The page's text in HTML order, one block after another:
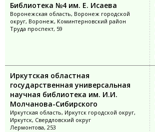
Библиотека №4 им. Е. Исаева
Воронежская область, Воронеж городской
округ, Воронеж, Коминтерновский район
Труда проспект, 59
Иркутская областная
государственная универсальная
научная библиотека им. И.И.
Молчанова-Сибирского
Иркутская область, Иркутск городской округ,
Иркутск, Свердловский округ
Лермонтова, 253